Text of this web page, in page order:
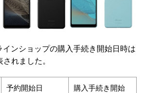
インショップの購入手続き開始日時は
れました。
予約開始日
購入手続き開始